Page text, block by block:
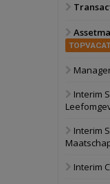
28
Interim
Interim
Interim